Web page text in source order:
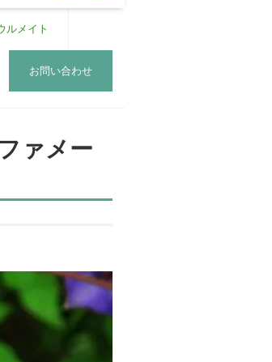
ルメイト
お問い合わせ
ァメー